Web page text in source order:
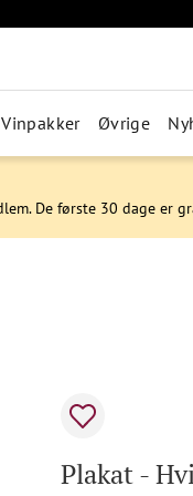
Vinpakker Øvrige
De første 30 dage er
Plakat -